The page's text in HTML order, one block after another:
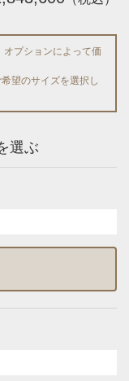
プションによって価
望のサイズを選択し
選ぶ